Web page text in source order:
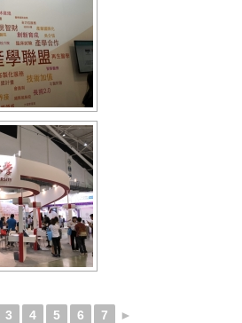
3 4 5 6 7 ►